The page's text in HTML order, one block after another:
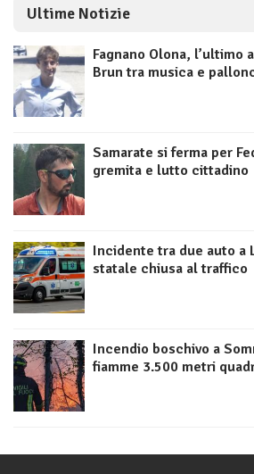
Ultime Notizie
Fagnano Olona, l’ultimo
Brun tra musica e
Samarate si ferma per
gremita e lutto cittadino
Incidente tra due auto a
statale chiusa al traffico
Incendio boschivo a
fiamme 3.500 metri